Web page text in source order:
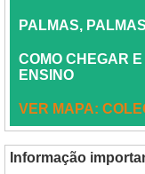
PALMAS, PALMAS
COMO CHEGAR
ENSINO
VER MAPA:
Informação